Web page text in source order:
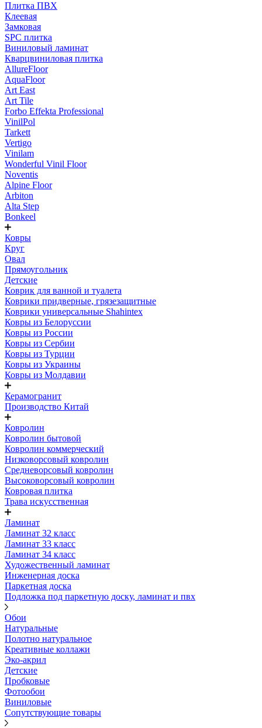
Плитка ПВХ
Клеевая
Замковая
SPC плитка
Виниловый ламинат
Кварцвиниловая плитка
AllureFloor
AquaFloor
Art East
Art Tile
Forbo Effekta Professional
VinilPol
Tarkett
Vertigo
Vinilam
Wonderful Vinil Floor
Noventis
Alpine Floor
Arbiton
Alta Step
Bonkeel
Ковры
Круг
Овал
Прямоугольник
Детские
Коврик для ванной и туалета
Коврики придверные, грязезащитные
Коврики универсальные Shahintex
Ковры из Белоруссии
Ковры из России
Ковры из Сербии
Ковры из Турции
Ковры из Украины
Ковры из Молдавии
Керамогранит
Производство Китай
Ковролин
Ковролин бытовой
Ковролин коммерческий
Низковорсовый ковролин
Средневорсовый ковролин
Высоковорсовый ковролин
Ковровая плитка
Трава искусственная
Ламинат
Ламинат 32 класс
Ламинат 33 класс
Ламинат 34 класс
Художественный ламинат
Инженерная доска
Паркетная доска
Подложка под паркетную доску, ламинат и пвх
Обои
Натуральные
Полотно натуральное
Креативные коллажи
Эко-акрил
Детские
Пробковые
Фотообои
Виниловые
Сопутствующие товары